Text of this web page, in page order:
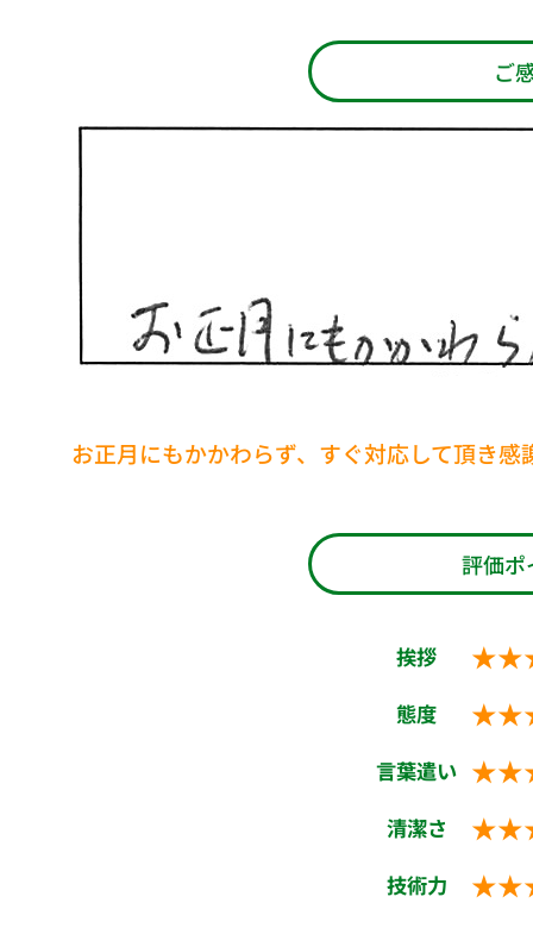
ご
お正月にもかかわらず、すぐ対応して頂き感
評価ポ
挨拶
態度
言葉遣い
清潔さ
技術力